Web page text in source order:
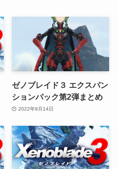
ゼノブレイド３ エクスパン
ションパック第2弾まとめ
2022年9月14日